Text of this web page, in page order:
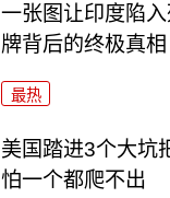
一张图让印度陷
牌背后的终极真相
最热
美国踏进3个大坑
怕一个都爬不出